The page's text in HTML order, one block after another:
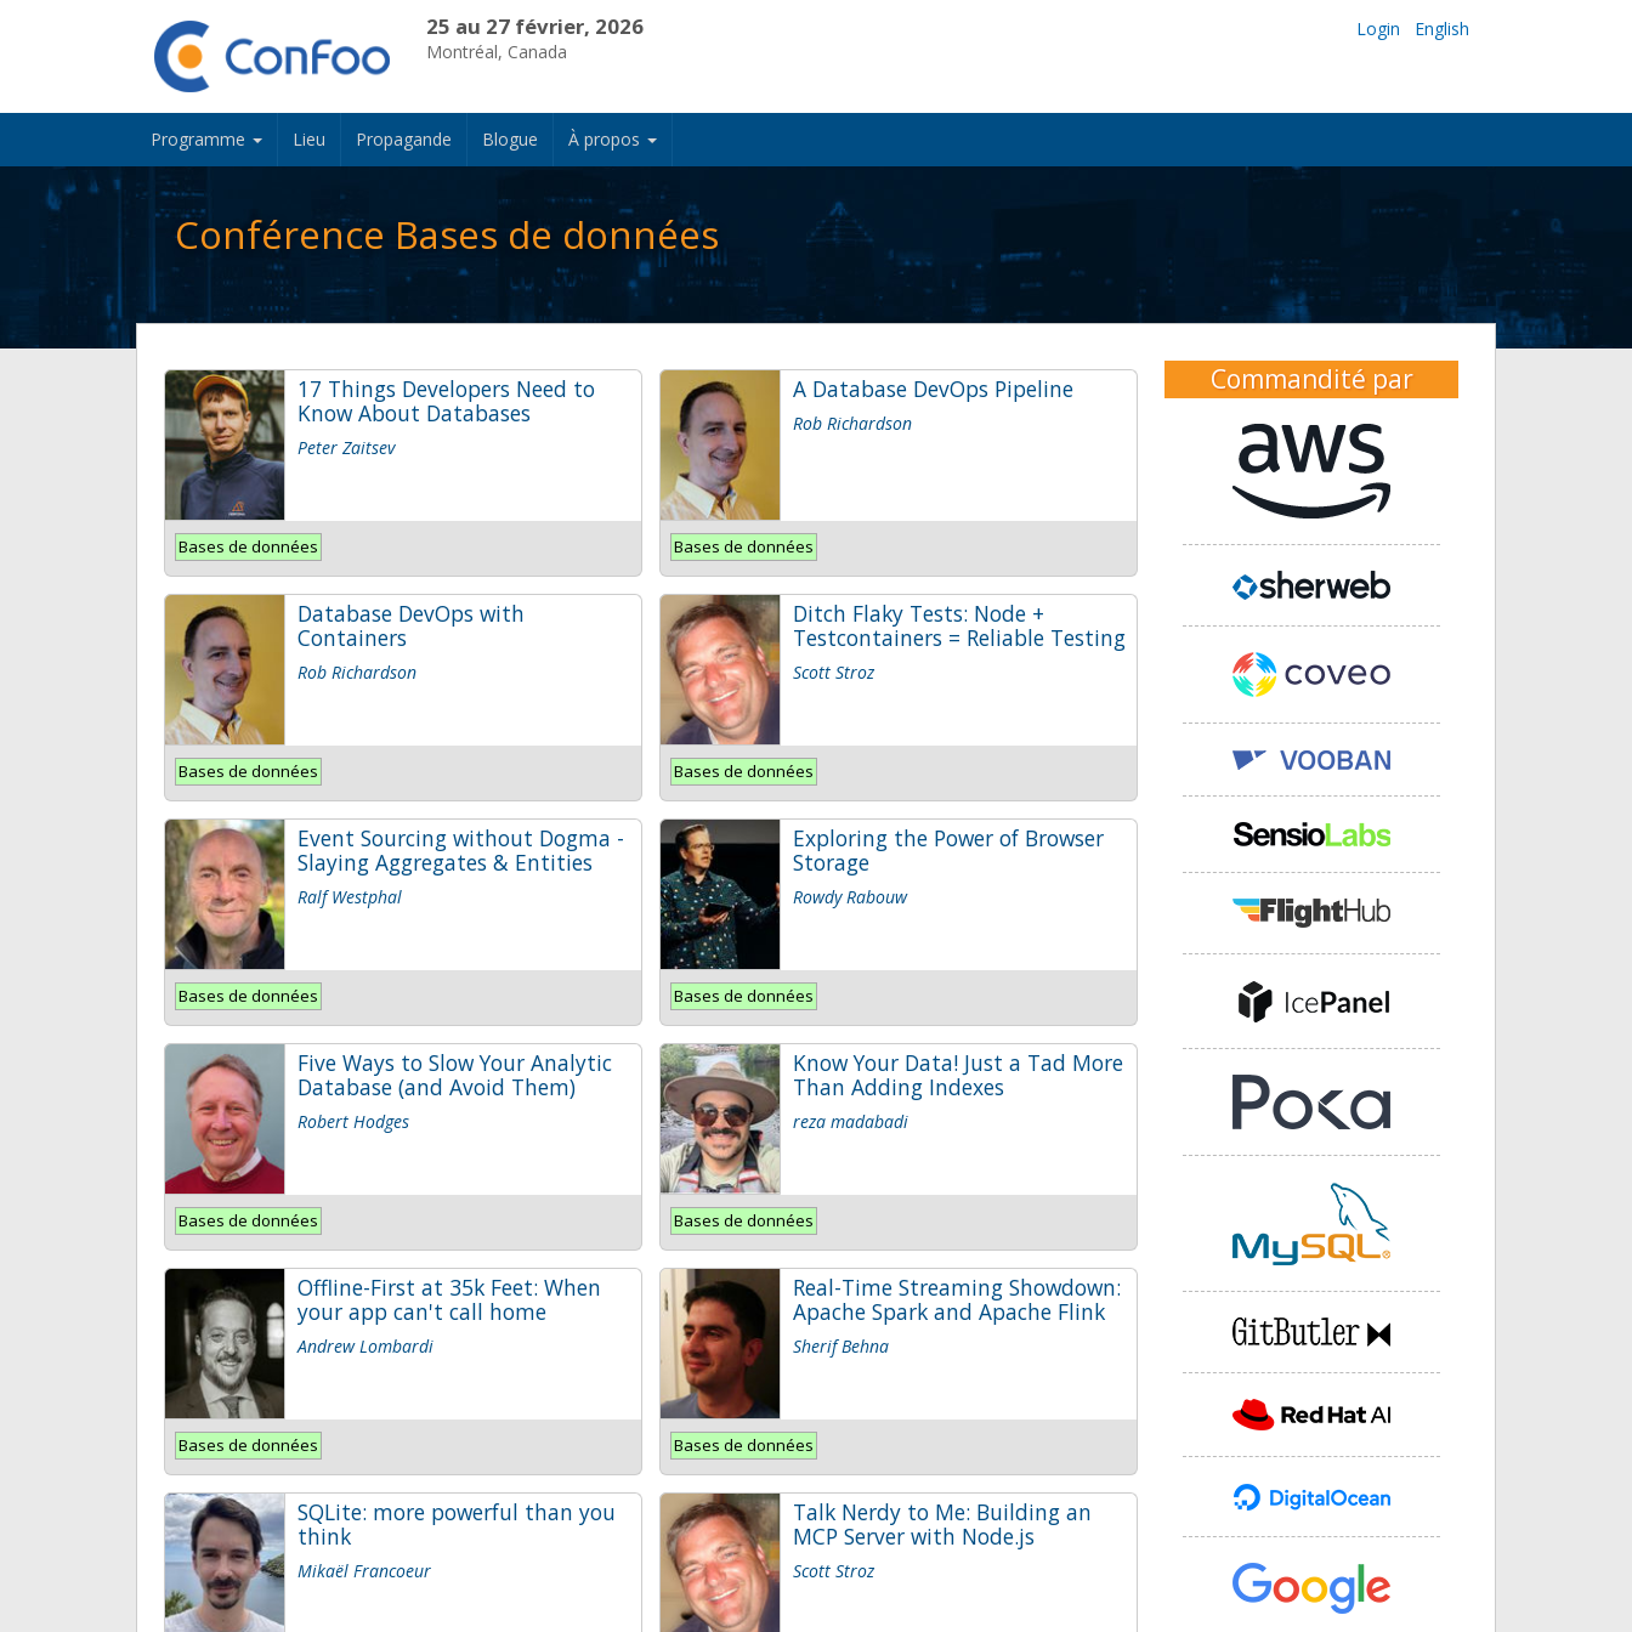
25 au 27 février, 2026
Montréal, Canada
Login English
Programme Lieu Propagande Blogue À propos
Conférence Bases de données
17 Things Developers Need to
Know About Databases
Peter Zaitsev
Bases de données
A Database DevOps Pipeline
Rob Richardson
Bases de données
Database DevOps with
Containers
Rob Richardson
Bases de données
Ditch Flaky Tests: Node +
Testcontainers = Reliable Testing
Scott Stroz
Bases de données
Event Sourcing without Dogma -
Slaying Aggregates & Entities
Ralf Westphal
Bases de données
Exploring the Power of Browser
Storage
Rowdy Rabouw
Bases de données
Five Ways to Slow Your Analytic
Database (and Avoid Them)
Robert Hodges
Bases de données
Know Your Data! Just a Tad More
Than Adding Indexes
reza madabadi
Bases de données
Offline-First at 35k Feet: When
your app can't call home
Andrew Lombardi
Bases de données
Real-Time Streaming Showdown:
Apache Spark and Apache Flink
Sherif Behna
Bases de données
SQLite: more powerful than you
think
Mikaël Francoeur
Talk Nerdy to Me: Building an
MCP Server with Node.js
Scott Stroz
Commandité par